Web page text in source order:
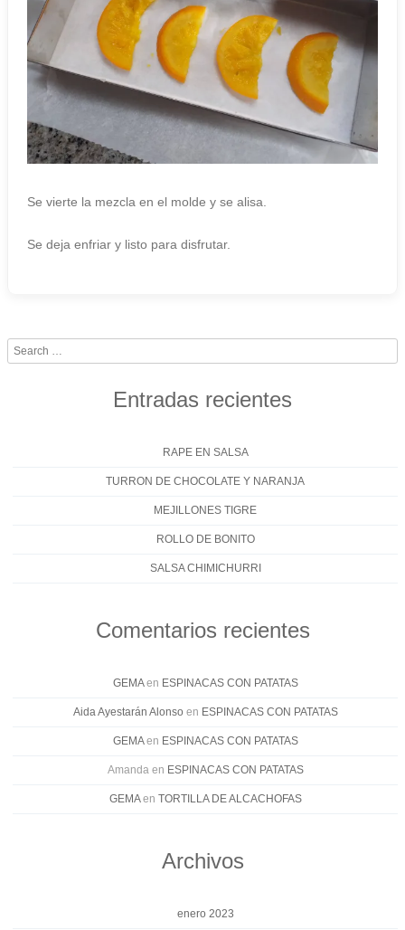
Se vierte la mezcla en el molde y se alisa.
Se deja enfriar y listo para disfrutar.
Search
Entradas recientes
RAPE EN SALSA
TURRON DE CHOCOLATE Y NARANJA
MEJILLONES TIGRE
ROLLO DE BONITO
SALSA CHIMICHURRI
Comentarios recientes
GEMAen ESPINACAS CON PATATAS
Aida Ayestarán Alonso en ESPINACAS CON PATATAS
GEMAen ESPINACAS CON PATATAS
Amanda en ESPINACAS CON PATATAS
GEMAen TORTILLA DE ALCACHOFAS
Archivos
enero 2023